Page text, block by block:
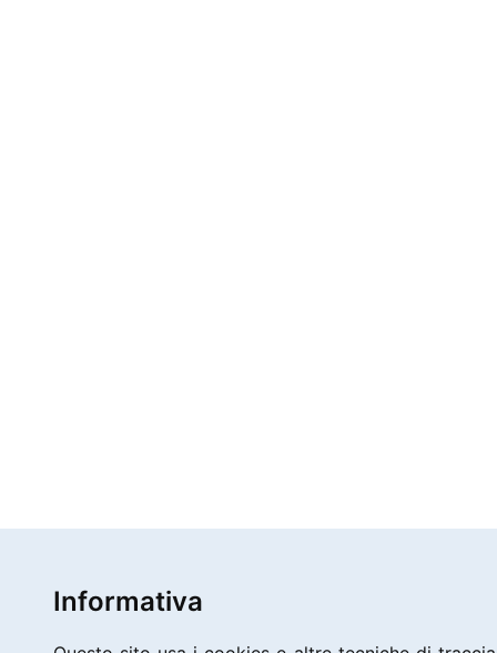
Informativa